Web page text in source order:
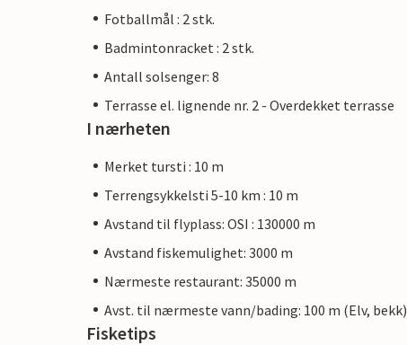
Fotballmål : 2 stk.
Badmintonracket : 2 stk.
Antall solsenger: 8
Terrasse el. lignende nr. 2 - Overdekket terrasse
I nærheten
Merket tursti : 10 m
Terrengsykkelsti 5-10 km : 10 m
Avstand til flyplass: OSI : 130000 m
Avstand fiskemulighet: 3000 m
Nærmeste restaurant: 35000 m
Avst. til nærmeste vann/bading: 100 m (Elv, bekk)
Fisketips